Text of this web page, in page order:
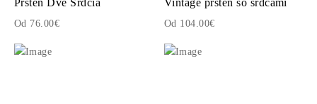
Od 76.00€ Od 104.00€